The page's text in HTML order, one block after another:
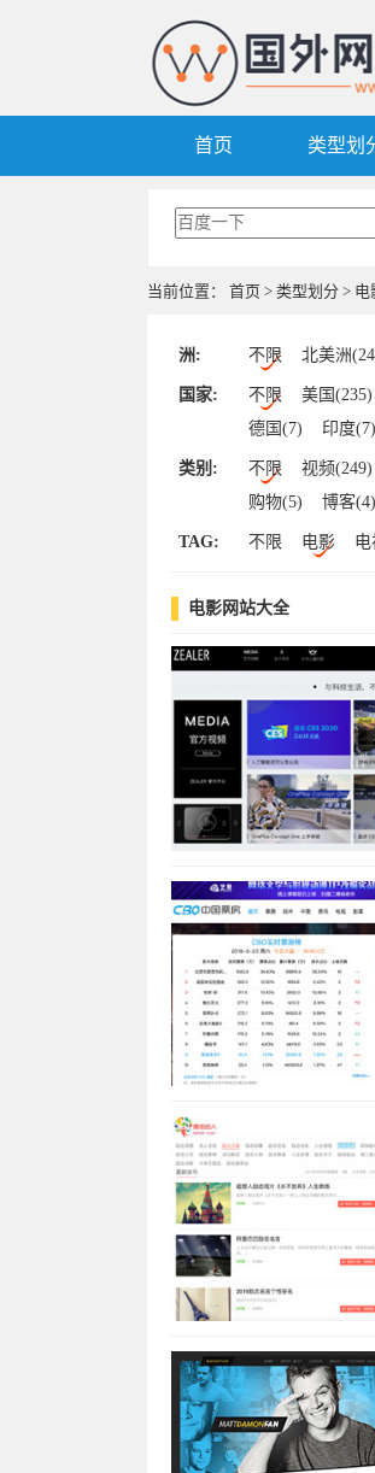
首页 类型划
当前位置： 首页 > 类型划分 > 电
洲: 不限 北美洲
国家: 不限 美国(235)
德国(7)
印度(7)
土耳其(2)
泰国
阿尔及利亚(1)
爱沙尼亚(1)
爱尔兰(1)
类别: 不限 视频(249)
购物(5)
博客(4)
游戏(1)
科学(1)
TAG: 不限 电影 电
八卦
娱乐
电影网站大全